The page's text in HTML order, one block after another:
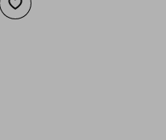
Προσθήκη στα αγαπημένα